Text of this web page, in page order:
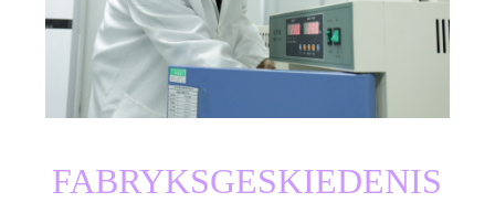
FABRYKSGESKIEDENIS